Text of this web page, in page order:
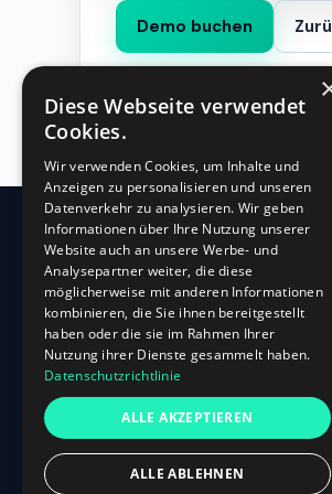
Demo buchen
360HR
Oberbilker Allee 315
D-40227 Düsseldorf
+49 (0)211-87 507 907
Diese Webseite verwendet
Cookies.
Wir verwenden Cookies, um Inhalte und
Anzeigen zu personalisieren und unseren
Datenverkehr zu analysieren. Wir geben
Informationen über Ihre Nutzung unserer
Website auch an unsere Werbe- und
Analysepartner weiter, die diese
möglicherweise mit anderen Informationen
kombinieren, die Sie ihnen bereitgestellt
haben oder die sie im Rahmen Ihrer
Nutzung ihrer Dienste gesammelt haben.
Datenschutzrichtlinie
ALLE AKZEPTIEREN
ALLE ABLEHNEN